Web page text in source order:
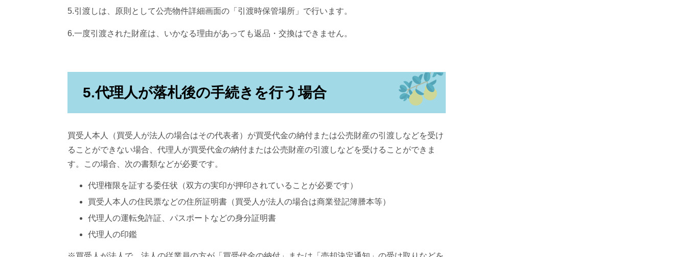
5.引渡しは、原則として公売物件詳細画面の「引渡時保管場所」で行います。
6.一度引渡された財産は、いかなる理由があっても返品・交換はできません。
5.代理人が落札後の手続きを行う場合
買受人本人（買受人が法人の場合はその代表者）が買受代金の納付または公売財産の引渡しなどを受け
ることができない場合、代理人が買受代金の納付または公売財産の引渡しなどを受けることができま
す。この場合、次の書類などが必要です。
代理権限を証する委任状（双方の実印が押印されていることが必要です）
買受人本人の住民票などの住所証明書（買受人が法人の場合は商業登記簿謄本等）
代理人の運転免許証、パスポートなどの身分証明書
代理人の印鑑